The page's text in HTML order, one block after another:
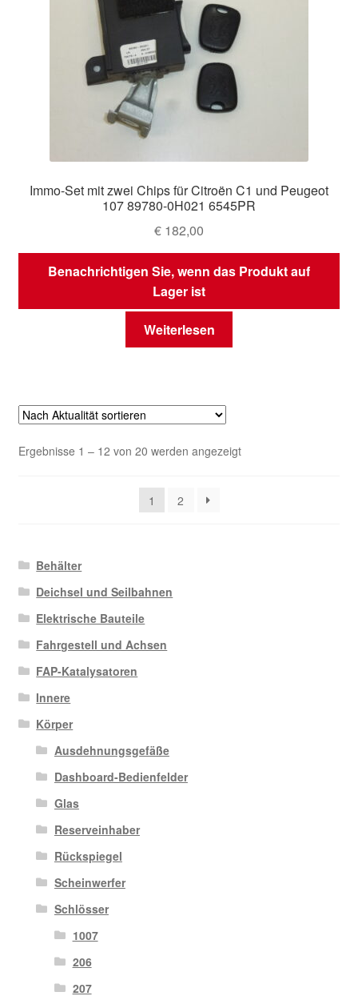
Immo-Set mit zwei Chips für Citroën C1 und Peugeot
107 89780-0H021 6545PR
€ 182,00
Benachrichtigen Sie, wenn das Produkt auf
Lager ist
Weiterlesen
Ergebnisse 1 – 12 von 20 werden angezeigtNach
1
2
Behälter
Deichsel und Seilbahnen
Elektrische Bauteile
Fahrgestell und Achsen
FAP-Katalysatoren
Innere
Körper
Ausdehnungsgefäße
Dashboard-Bedienfelder
Glas
Reserveinhaber
Rückspiegel
Scheinwerfer
Schlösser
1007
206
207